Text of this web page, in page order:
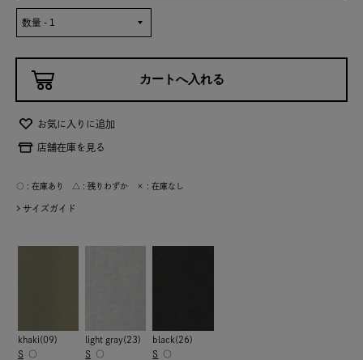
お気に入りに追加
店舗在庫を見る
○ : 在庫あり △ : 残りわずか × : 在庫なし
サイズガイド
khaki(09)
S
○
light gray(23)
S
○
black(26)
S
○